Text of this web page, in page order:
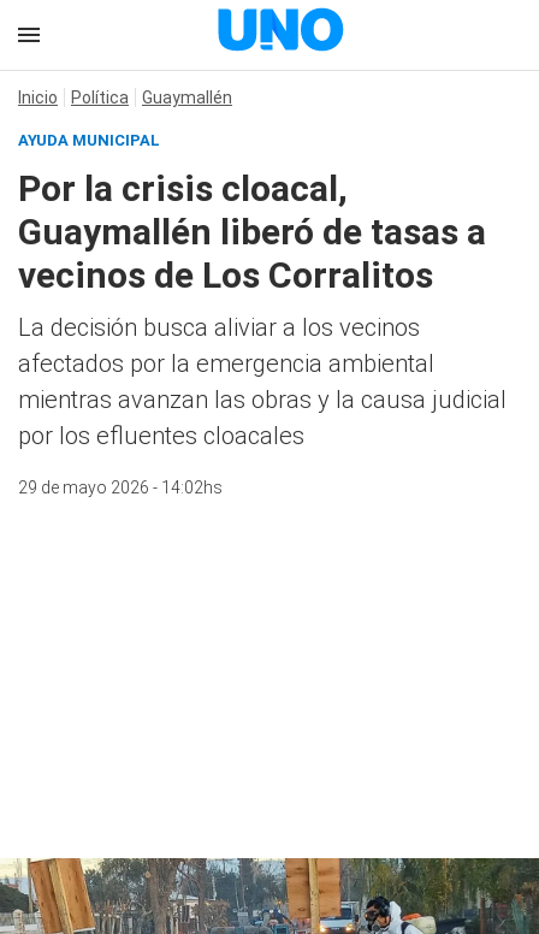
Inicio Política Guaymallén
AYUDA MUNICIPAL
Por la crisis cloacal,
Guaymallén liberó de tasas a
vecinos de Los Corralitos
La decisión busca aliviar a los vecinos
afectados por la emergencia ambiental
mientras avanzan las obras y la causa judicial
por los efluentes cloacales
29 de mayo 2026 - 14:02hs